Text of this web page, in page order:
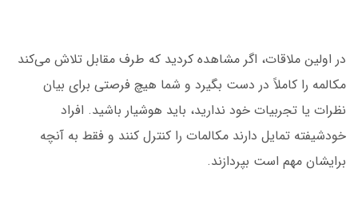
در اولین ملاقات، اگر مشاهده کردید که طرف مقابل تلاش می‌کند
مکالمه را کاملاً در دست بگیرد و شما هیچ فرصتی برای بیان
نظرات یا تجربیات خود ندارید، باید هوشیار باشید. افراد
خودشیفته تمایل دارند مکالمات را کنترل کنند و فقط به آنچه
برایشان مهم است بپردازند.